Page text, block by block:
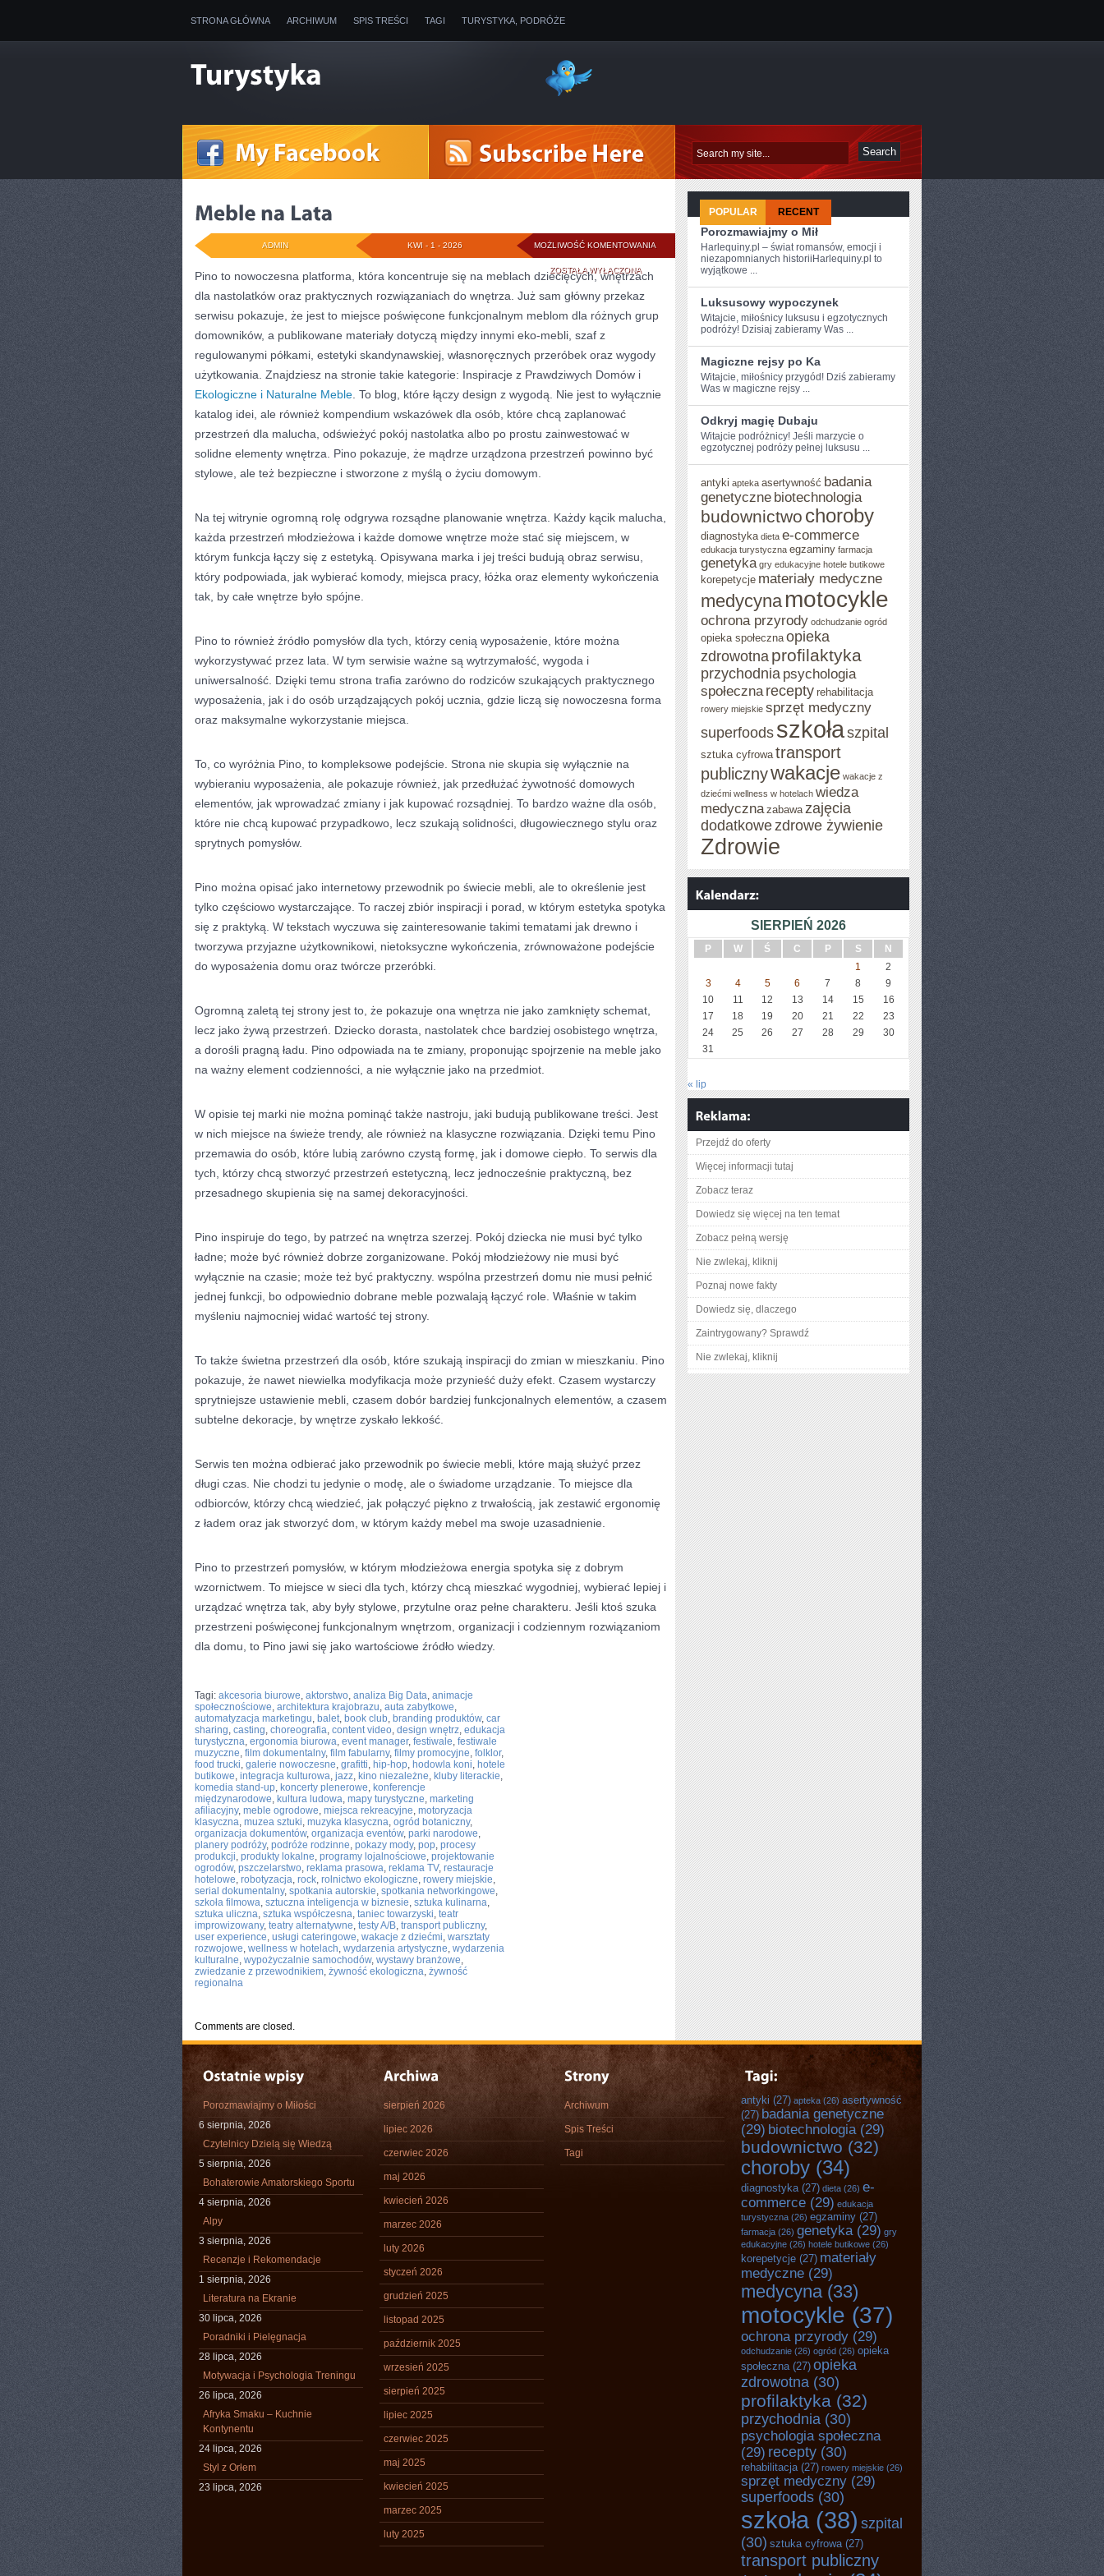
STRONA GŁÓWNA ARCHIWUM SPIS TREŚCI TAGI TURYSTYKA, PODRÓŻE
MOŻLIWOŚĆ KOMENTOWANIA MEBLE
ZOSTAŁA WYŁĄCZONA
KWI - 1 - 2026
ADMIN
Pino to nowoczesna platforma, która koncentruje się na meblach dziecięcych, wnętrzach
dla nastolatków oraz praktycznych rozwiązaniach do wnętrza. Już sam główny przekaz
serwisu pokazuje, że jest to miejsce poświęcone funkcjonalnym meblom dla różnych grup
domowników, a publikowane materiały dotyczą między innymi eko-mebli, szaf z
regulowanymi półkami, estetyki skandynawskiej, własnoręcznych przeróbek oraz wygody
użytkowania. Znajdziesz na stronie takie kategorie: Inspiracje z Prawdziwych Domów i
Ekologiczne i Naturalne Meble . To blog, które łączy design z wygodą. Nie jest to wyłącznie
katalog idei, ale również kompendium wskazówek dla osób, które chcą zaplanować
przestrzeń dla malucha, odświeżyć pokój nastolatka albo po prostu zainwestować w
solidne elementy wnętrza. Pino pokazuje, że mądrze urządzona przestrzeń powinno być
stylowe, ale też bezpieczne i stworzone z myślą o życiu domowym.
Na tej witrynie ogromną rolę odgrywa rozsądne planowanie wnętrza. Każdy kącik malucha,
każda przestrzeń młodzieżowa i każde domowe wnętrze może stać się miejscem, w
którym funkcja łączy się z estetyką. Opisywana marka i jej treści budują obraz serwisu,
który podpowiada, jak wybierać komody, miejsca pracy, łóżka oraz elementy wykończenia
tak, by całe wnętrze było spójne.
Pino to również źródło pomysłów dla tych, którzy cenią wyposażenie, które można
wykorzystywać przez lata. W tym serwisie ważne są wytrzymałość, wygoda i
uniwersalność. Dzięki temu strona trafia zarówno do rodziców szukających praktycznego
wyposażenia, jak i do osób urządzających pokój ucznia, gdzie liczą się nowoczesna forma
oraz maksymalne wykorzystanie miejsca.
To, co wyróżnia Pino, to kompleksowe podejście. Strona nie skupia się wyłącznie na
wybieraniu wyposażenia, ale pokazuje również, jak przedłużać żywotność domowych
elementów, jak wprowadzać zmiany i jak kupować rozsądniej. To bardzo ważne dla osób,
które nie chcą kupować przypadkowo, lecz szukają solidności, długowiecznego stylu oraz
sprytnych pomysłów.
Pino można opisać jako internetowy przewodnik po świecie mebli, ale to określenie jest
tylko częściowo wystarczające. To raczej zbiór inspiracji i porad, w którym estetyka spotyka
się z praktyką. W tekstach wyczuwa się zainteresowanie takimi tematami jak drewno i
tworzywa przyjazne użytkownikowi, nietoksyczne wykończenia, zrównoważone podejście
do wyposażenia domu oraz twórcze przeróbki.
Ogromną zaletą tej strony jest to, że pokazuje ona wnętrza nie jako zamknięty schemat,
lecz jako żywą przestrzeń. Dziecko dorasta, nastolatek chce bardziej osobistego wnętrza,
a dorośli pragną ładu. Pino odpowiada na te zmiany, proponując spojrzenie na meble jako
na ważny element codzienności, a nie wyłącznie jako na przedmiot.
W opisie tej marki nie można pominąć także nastroju, jaki budują publikowane treści. Jest
w nich miejsce na świeże trendy, ale również na klasyczne rozwiązania. Dzięki temu Pino
przemawia do osób, które lubią zarówno czystą formę, jak i domowe ciepło. To serwis dla
tych, którzy chcą stworzyć przestrzeń estetyczną, lecz jednocześnie praktyczną, bez
przesadnego skupienia się na samej dekoracyjności.
Pino inspiruje do tego, by patrzeć na wnętrza szerzej. Pokój dziecka nie musi być tylko
ładne; może być również dobrze zorganizowane. Pokój młodzieżowy nie musi być
wyłącznie na czasie; może też być praktyczny. wspólna przestrzeń domu nie musi pełnić
jednej funkcji, bo odpowiednio dobrane meble pozwalają łączyć role. Właśnie w takim
myśleniu najmocniej widać wartość tej strony.
To także świetna przestrzeń dla osób, które szukają inspiracji do zmian w mieszkaniu. Pino
pokazuje, że nawet niewielka modyfikacja może przynieść duży efekt. Czasem wystarczy
sprytniejsze ustawienie mebli, czasem dobór bardziej funkcjonalnych elementów, a czasem
subtelne dekoracje, by wnętrze zyskało lekkość.
Serwis ten można odbierać jako przewodnik po świecie mebli, które mają służyć przez
długi czas. Nie chodzi tu jedynie o modę, ale o świadome urządzanie. To miejsce dla
odbiorców, którzy chcą wiedzieć, jak połączyć piękno z trwałością, jak zestawić ergonomię
z ładem oraz jak stworzyć dom, w którym każdy mebel ma swoje uzasadnienie.
Pino to przestrzeń pomysłów, w którym młodzieżowa energia spotyka się z dobrym
wzornictwem. To miejsce w sieci dla tych, którzy chcą mieszkać wygodniej, wybierać lepiej i
urządzać wnętrza tak, aby były stylowe, przytulne oraz pełne charakteru. Jeśli ktoś szuka
przestrzeni poświęconej funkcjonalnym wnętrzom, organizacji i codziennym rozwiązaniom
dla domu, to Pino jawi się jako wartościowe źródło wiedzy.
Tagi: akcesoria biurowe, aktorstwo, analiza Big Data, animacje
społecznościowe, architektura krajobrazu, auta zabytkowe,
automatyzacja marketingu, balet, book club, branding produktów, car
sharing, casting, choreografia, content video, design wnętrz, edukacja
turystyczna, ergonomia biurowa, event manager, festiwale, festiwale
muzyczne, film dokumentalny, film fabularny, filmy promocyjne, folklor,
food trucki, galerie nowoczesne, grafitti, hip-hop, hodowla koni, hotele
butikowe, integracja kulturowa, jazz, kino niezależne, kluby literackie,
komedia stand-up, koncerty plenerowe, konferencje
międzynarodowe, kultura ludowa, mapy turystyczne, marketing
afiliacyjny, meble ogrodowe, miejsca rekreacyjne, motoryzacja
klasyczna, muzea sztuki, muzyka klasyczna, ogród botaniczny,
organizacja dokumentów, organizacja eventów, parki narodowe,
planery podróży, podróże rodzinne, pokazy mody, pop, procesy
produkcji, produkty lokalne, programy lojalnościowe, projektowanie
ogrodów, pszczelarstwo, reklama prasowa, reklama TV, restauracje
hotelowe, robotyzacja, rock, rolnictwo ekologiczne, rowery miejskie,
serial dokumentalny, spotkania autorskie, spotkania networkingowe,
szkoła filmowa, sztuczna inteligencja w biznesie, sztuka kulinarna,
sztuka uliczna, sztuka współczesna, taniec towarzyski, teatr
improwizowany, teatry alternatywne, testy A/B, transport publiczny,
user experience, usługi cateringowe, wakacje z dziećmi, warsztaty
rozwojowe, wellness w hotelach, wydarzenia artystyczne, wydarzenia
kulturalne, wypożyczalnie samochodów, wystawy branżowe,
zwiedzanie z przewodnikiem, żywność ekologiczna, żywność
regionalna
Comments are closed.
POPULAR RECENT
Porozmawiajmy o Mił
Harlequiny.pl – świat romansów, emocji i
niezapomnianych historiiHarlequiny.pl to
wyjątkowe ...
Luksusowy wypoczynek
Witajcie,‍ miłośnicy luksusu i egzotycznych
podróży! Dzisiaj zabieramy Was ...
Magiczne rejsy po Ka
Witajcie, miłośnicy przygód! Dziś zabieramy
Was w ⁤magiczne rejsy⁤ ...
Odkryj magię Dubaju
Witajcie podróżnicy! Jeśli​ marzycie o
egzotycznej podróży pełnej luksusu ...
antyki apteka asertywność badania
genetyczne biotechnologia
budownictwo choroby
diagnostyka dieta e-commerce
edukacja turystyczna egzaminy farmacja
genetyka gry edukacyjne hotele butikowe
korepetycje materiały medyczne
medycyna motocykle
ochrona przyrody odchudzanie ogród
opieka społeczna opieka
zdrowotna profilaktyka
przychodnia psychologia
społeczna recepty rehabilitacja
rowery miejskie sprzęt medyczny
superfoods szkołaszpital
sztuka cyfrowa transport
publicznywakacje wakacje z
dziećmi wellness w hotelach wiedza
medyczna zabawa zajęcia
dodatkowezdrowe żywienie
Zdrowie
SIERPIEŃ 2026
P W Ś C P S
N
1
2
3
4 5 6 7 8
9
10
11 12 13 14 15
16
17
18 19 20 21 22
23
24
25 26 27 28 29
30
31
« lip
Przejdź do oferty
Więcej informacji tutaj
Zobacz teraz
Dowiedz się więcej na ten temat
Zobacz pełną wersję
Nie zwlekaj, kliknij
Poznaj nowe fakty
Dowiedz się, dlaczego
Zaintrygowany? Sprawdź
Nie zwlekaj, kliknij
Porozmawiajmy o Miłości
6 sierpnia, 2026
Czytelnicy Dzielą się Wiedzą
5 sierpnia, 2026
Bohaterowie Amatorskiego Sportu
4 sierpnia, 2026
Alpy
3 sierpnia, 2026
Recenzje i Rekomendacje
1 sierpnia, 2026
Literatura na Ekranie
30 lipca, 2026
Poradniki i Pielęgnacja
28 lipca, 2026
Motywacja i Psychologia Treningu
26 lipca, 2026
Afryka Smaku – Kuchnie
Kontynentu
24 lipca, 2026
Styl z Orłem
23 lipca, 2026
sierpień 2026
lipiec 2026
czerwiec 2026
maj 2026
kwiecień 2026
marzec 2026
luty 2026
styczeń 2026
grudzień 2025
listopad 2025
październik 2025
wrzesień 2025
sierpień 2025
lipiec 2025
czerwiec 2025
maj 2025
kwiecień 2025
marzec 2025
luty 2025
Archiwum
Spis Treści
Tagi
antyki (27) apteka (26) asertywność
(27) badania genetyczne
(29) biotechnologia (29)
budownictwo (32)
choroby (34)
diagnostyka(27) dieta (26) e-
commerce (29) edukacja
turystyczna (26) egzaminy (27)
farmacja (26) genetyka (29) gry
edukacyjne (26) hotele butikowe (26)
korepetycje (27) materiały
medyczne (29)
medycyna(33)
motocykle (37)
ochrona przyrody (29)
odchudzanie (26) ogród (26) opieka
społeczna(27) opieka
zdrowotna (30)
profilaktyka (32)
przychodnia (30)
psychologia społeczna
(29) recepty (30)
rehabilitacja(27) rowery miejskie (26)
sprzęt medyczny (29)
superfoods (30)
szkoła (38) szpital
(30) sztuka cyfrowa(27)
transport publiczny